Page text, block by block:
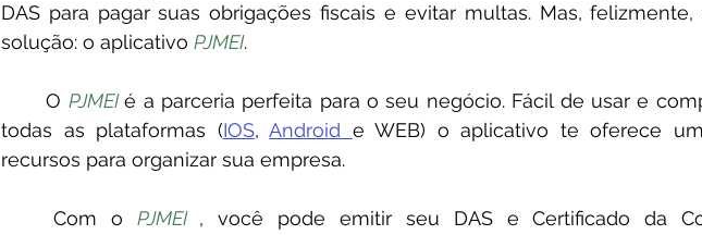
DAS para pagar suas obrigações fiscais e evitar multas. Mas,
solução: o aplicativo PJMEI.
	O
PJMEI é a parceria perfeita para o seu negócio. Fácil de usar e
todas as plataformas (IOS, Android e WEB) o aplicativo te oferece
recursos para organizar sua empresa.
	Com o
PJMEI , você pode emitir seu DAS e Certificado da